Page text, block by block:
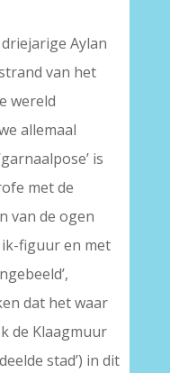
Aylan
van het
wereld
allemaal
is
met de
van de ogen
figuur en met
dat het waar
de Klaagmuur
stad’) in dit